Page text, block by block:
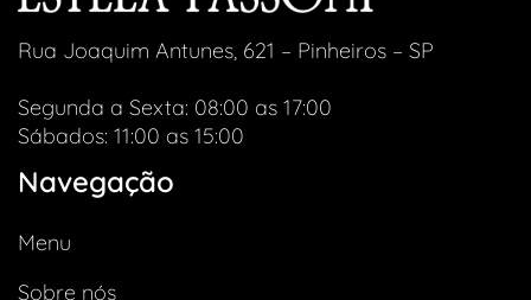
Rua Joaquim Antunes, 621 – Pinheiros – SP
Segunda a Sexta: 08:00 as 17:00
Sábados: 11:00 as 15:00
Navegação
Menu
Sobre nós